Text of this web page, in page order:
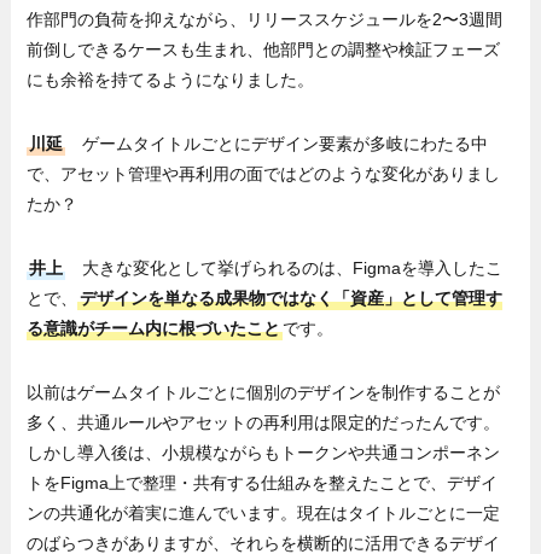
作部門の負荷を抑えながら、リリーススケジュールを2〜3週間
前倒しできるケースも生まれ、他部門との調整や検証フェーズ
にも余裕を持てるようになりました。
川延
ゲームタイトルごとにデザイン要素が多岐にわたる中
で、アセット管理や再利用の面ではどのような変化がありまし
たか？
井上
大きな変化として挙げられるのは、Figmaを導入したこ
とで、デザインを単なる成果物ではなく「資産」として管理す
る意識がチーム内に根づいたことです。
以前はゲームタイトルごとに個別のデザインを制作することが
多く、共通ルールやアセットの再利用は限定的だったんです。
しかし導入後は、小規模ながらもトークンや共通コンポーネン
トをFigma上で整理・共有する仕組みを整えたことで、デザイ
ンの共通化が着実に進んでいます。現在はタイトルごとに一定
のばらつきがありますが、それらを横断的に活用できるデザイ